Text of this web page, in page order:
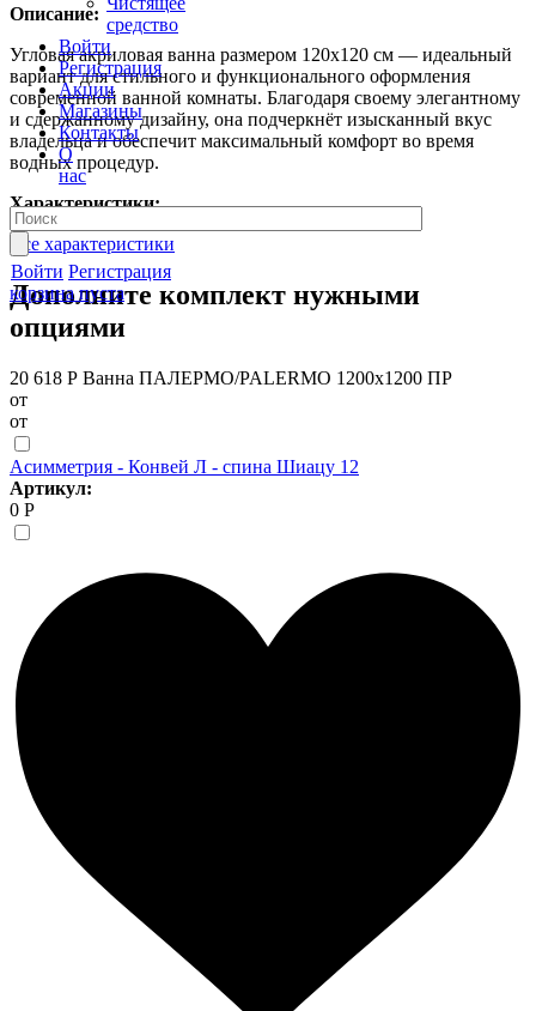
средство
Войти
Регистрация
Акции
Магазины
Контакты
О
нас
Войти Регистрация
корзина пуста
Описание:
Угловая акриловая ванна размером 120x120 см — идеальный
вариант для стильного и функционального оформления
современной ванной комнаты. Благодаря своему элегантному
и сдержанному дизайну, она подчеркнёт изысканный вкус
владельца и обеспечит максимальный комфорт во время
водных процедур.
Характеристики:
Все характеристики
Дополните комплект нужными
опциями
20 618 Р Ванна ПАЛЕРМО/PALERMO 1200х1200 ПР
от
от
Асимметрия - Конвей Л - спина Шиацу 12
Артикул:
0 Р